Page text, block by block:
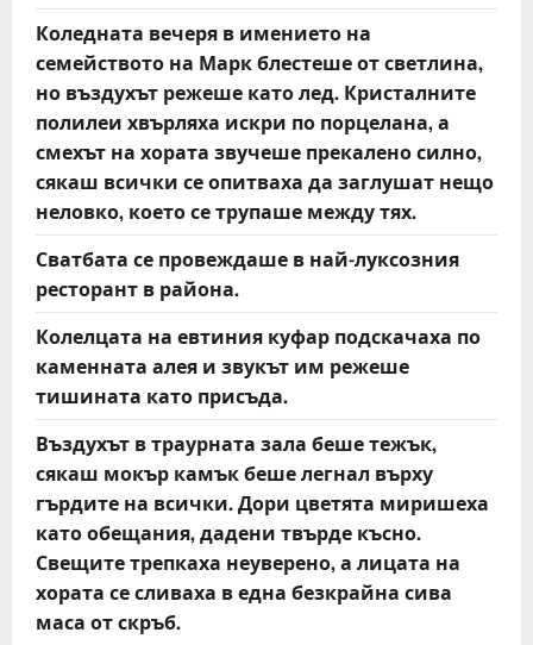
Коледната вечеря в имението на
семейството на Марк блестеше от светлина,
но въздухът режеше като лед. Кристалните
полилеи хвърляха искри по порцелана, а
смехът на хората звучеше прекалено силно,
сякаш всички се опитваха да заглушат нещо
неловко, което се трупаше между тях.
Сватбата се провеждаше в най-луксозния
ресторант в района.
Колелцата на евтиния куфар подскачаха по
каменната алея и звукът им режеше
тишината като присъда.
Въздухът в траурната зала беше тежък,
сякаш мокър камък беше легнал върху
гърдите на всички. Дори цветята миришеха
като обещания, дадени твърде късно.
Свещите трепкаха неуверено, а лицата на
хората се сливаха в една безкрайна сива
маса от скръб.